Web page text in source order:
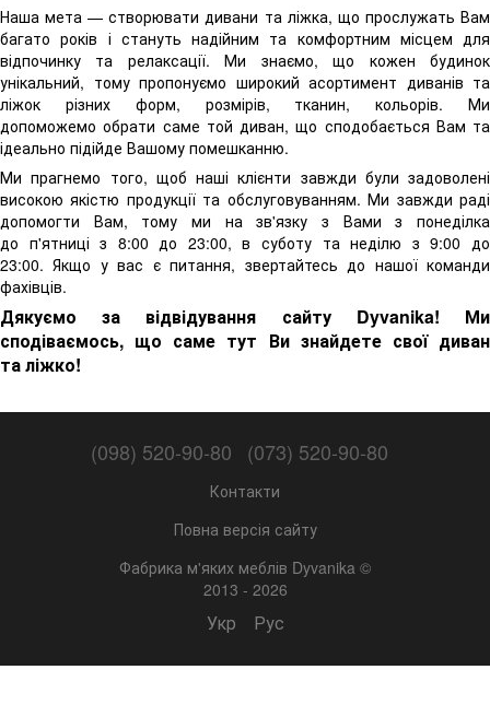
Наша мета — створювати дивани та ліжка, що прослужать Вам
багато років і стануть надійним та комфортним місцем для
відпочинку та релаксації. Ми знаємо, що кожен будинок
унікальний, тому пропонуємо широкий асортимент диванів та
ліжок різних форм, розмірів, тканин, кольорів. Ми
допоможемо обрати саме той диван, що сподобається Вам та
ідеально підійде Вашому помешканню.
Ми прагнемо того, щоб наші клієнти завжди були задоволені
високою якістю продукції та обслуговуванням. Ми завжди раді
допомогти Вам, тому ми на зв'язку з Вами з понеділка
до п'ятниці з 8:00 до 23:00, в суботу та неділю з 9:00 до
23:00. Якщо у вас є питання, звертайтесь до нашої команди
фахівців.
Дякуємо за відвідування сайту Dyvanika! Ми
сподіваємось, що саме тут Ви знайдете свої диван
та ліжко!
(098) 520-90-80 (073) 520-90-80
Контакти
Повна версія сайту
Фабрика м'яких меблів Dyvanika ©
2013 - 2026
Укр Рус